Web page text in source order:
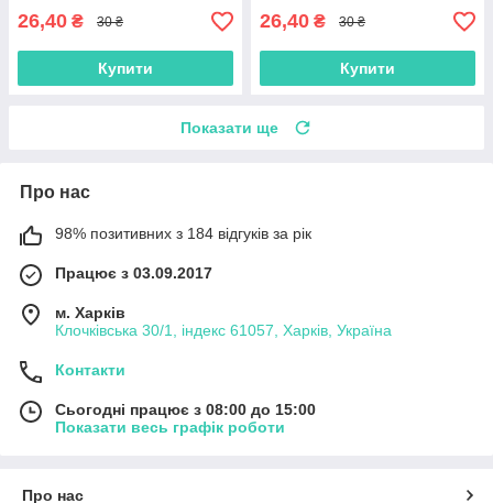
26,40 ₴ 30 ₴
Купити
26,40 ₴ 30 ₴
Купити
Показати ще
Про нас
98% позитивних з 184 відгуків за рік
Працює з 03.09.2017
м. Харків
Клочківська 30/1, індекс 61057, Харків, Україна
Контакти
Сьогодні працює з 08:00 до 15:00
Показати весь графік роботи
Про нас